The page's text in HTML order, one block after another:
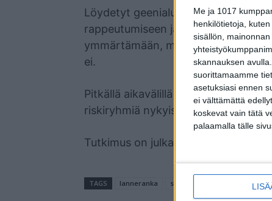
Me ja 1017
henkilötietoja,
sisällön,
skannauksen
suorittamaamme
asetuksiasi ennen
ei välttämättä
koskevat vain tätä
palaamalla tälle
Löydetyt geenialueet liittyvät muun
rappeutumiseen ja hermoston
ymmärtämään, miksi osa ihmisistä
ei.
Pitkällä aikavälillä tieto voi auttaa
riskiryhmiä nykyistä paremmin.
Tutkimus on julkaistu Nature
TAGS lanneranka selkä